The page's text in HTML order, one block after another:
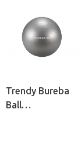
Trendy Bureba
Ball